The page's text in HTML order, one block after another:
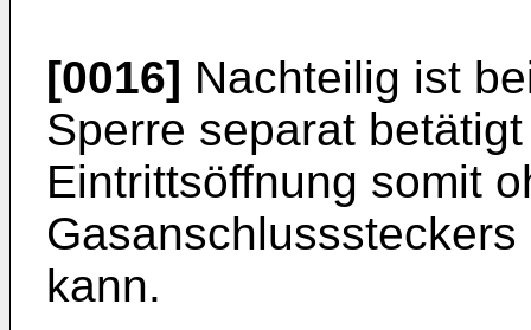
[0016] Nachteilig ist
Sperre separat
Eintrittsöffnung somit
kann.